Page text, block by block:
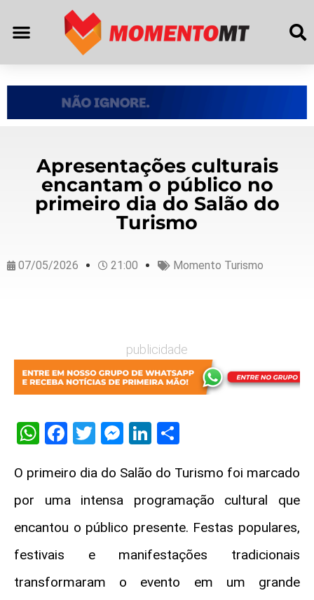
Apresentações culturais
encantam o público no
primeiro dia do Salão do
Turismo
07/05/2026 21:00 Momento Turismo
publicidade
WhatsApp
Facebook
Twitter
Messenger
LinkedIn
O primeiro dia do Salão do Turismo foi marcado
por uma intensa programação cultural que
encantou o público presente. Festas populares,
festivais e manifestações tradicionais
transformaram o evento em um grande